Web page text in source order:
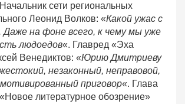
сети региональных
Леонид Волков: «Какой ужас с
на фоне всего, к чему мы уже
людоедов«. Главред «Эха
Венедиктов: «Юрию Дмитриеву
незаконный, неправовой,
приговор«. Глава
литературное обозрение»